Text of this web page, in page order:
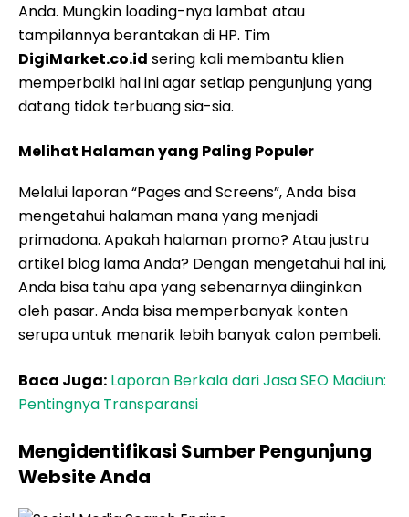
Anda. Mungkin loading-nya lambat atau
tampilannya berantakan di HP. Tim
DigiMarket.co.id sering kali membantu klien
memperbaiki hal ini agar setiap pengunjung yang
datang tidak terbuang sia-sia.
Melihat Halaman yang Paling Populer
Melalui laporan “Pages and Screens”, Anda bisa
mengetahui halaman mana yang menjadi
primadona. Apakah halaman promo? Atau justru
artikel blog lama Anda? Dengan mengetahui hal ini,
Anda bisa tahu apa yang sebenarnya diinginkan
oleh pasar. Anda bisa memperbanyak konten
serupa untuk menarik lebih banyak calon pembeli.
Baca Juga: Laporan Berkala dari Jasa SEO Madiun:
Pentingnya Transparansi
Mengidentifikasi Sumber Pengunjung
Website Anda